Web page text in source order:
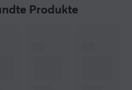
Produkte